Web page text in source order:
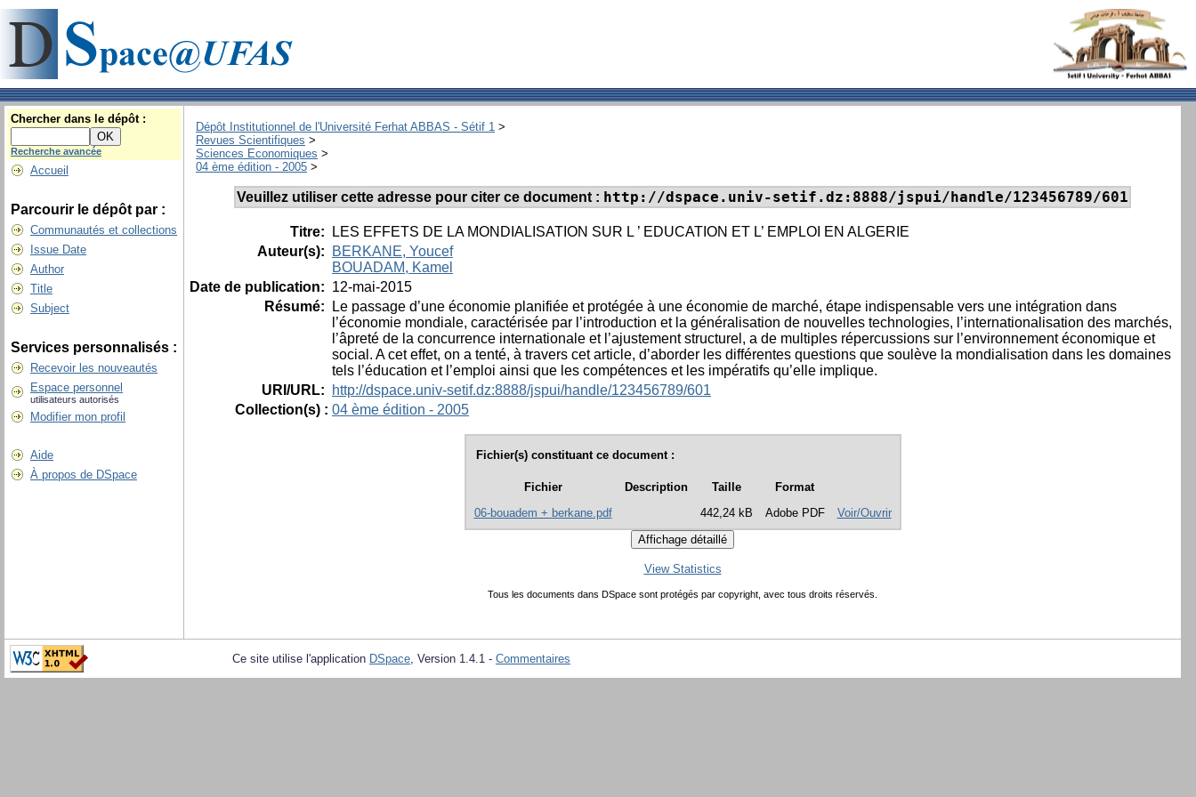
Chercher dans le dépôt :
Recherche avancée
Accueil
Parcourir le dépôt par :
Communautés et collections
Issue Date
Author
Title
Subject
Services personnalisés :
Recevoir les nouveautés
Espace personnel
utilisateurs autorisés
Modifier mon profil
Aide
À propos de DSpace
Dépôt Institutionnel de l'Université Ferhat ABBAS - Sétif 1 >
Revues Scientifiques >
Sciences Economiques >
04 ème édition - 2005 >
Veuillez utiliser cette adresse pour citer ce document : http://dspace.univ-setif.dz:8888/jspui/handle/123456789/601
Titre:
LES EFFETS DE LA MONDIALISATION SUR L ’ EDUCATION ET L’ EMPLOI EN ALGERIE
Auteur(s):
BERKANE, Youcef
BOUADAM, Kamel
Date de publication: 12-mai-2015
Résumé:
Le passage d’une économie planifiée et protégée à une économie de marché, étape indispensable vers une intégration dans
l’économie mondiale, caractérisée par l’introduction et la généralisation de nouvelles technologies, l’internationalisation des marchés,
l’âpreté de la concurrence internationale et l’ajustement structurel, a de multiples répercussions sur l’environnement économique et
social. A cet effet, on a tenté, à travers cet article, d’aborder les différentes questions que soulève la mondialisation dans les domaines
tels l’éducation et l’emploi ainsi que les compétences et les impératifs qu’elle implique.
URI/URL:
http://dspace.univ-setif.dz:8888/jspui/handle/123456789/601
Collection(s) : 04 ème édition - 2005
Fichier(s) constituant ce document :
Fichier Description Taille
Format
06-bouadem + berkane.pdf
442,24 kB Adobe PDF Voir/Ouvrir
View Statistics
Tous les documents dans DSpace sont protégés par copyright, avec tous droits réservés.
Ce site utilise l'application DSpace, Version 1.4.1 - Commentaires